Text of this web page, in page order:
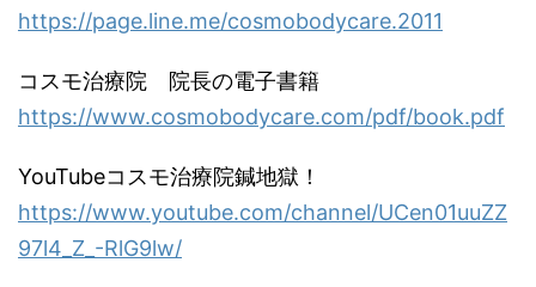
https://page.line.me/cosmobodycare.2011
コスモ治療院 院長の電子書籍
https://www.cosmobodycare.com/pdf/book.pdf
YouTubeコスモ治療院鍼地獄！
https://www.youtube.com/channel/UCen01uuZZ
97l4_Z_-RlG9lw/